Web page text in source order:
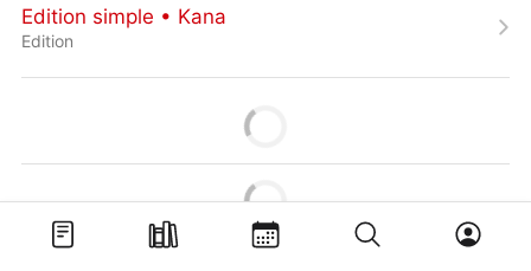
Edition simple • Kana
Edition